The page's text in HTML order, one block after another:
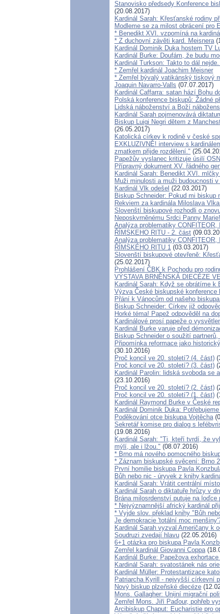
Stanovisko předsedy Konference
(20.08.2017)
Kardinál Sarah: Křesťanské rodiny
Modleme se za milost obrácení pro
* Benedikt XVI. vzpomíná na
* Z duchovní závěti kard. Meisnera
Kardinál Dominik Duka hostem TV
Kardinál Burke: Doufám, že budu
Kardinál Turkson: Takto to dál
* Zemřel kardinál Joachim Meisner
* Zemřel bývalý vatikánský tiskový
Joaquin Navarro-Valls (07.07.2017)
Kardinál Caffarra: satan hází Bohu
Polská konference biskupů: Žádné
Lidská náboženství a Boží
Kardinál Sarah pojmenovává
Biskup Luigi Negri dětem z
(26.05.2017)
Katolická církev k rodině v české
EXKLUZIVNĚ! interview s
zmatkem přijde rozdělení."
Papežův vyslanec kritizuje úsilí
Přípravný dokument XV. řádného
Kardinál Sarah: Benedikt XVI.
Muži minulosti a muži budoucnosti
Kardinál Vlk odešel (22.03.2017)
Biskup Schneider: Pokud mi
Rekviem za kardinála Miloslava
Slovenští biskupové rozhodli o
Neposkvrněnému Srdci Panny Marie!
Analýza problematiky
ŘÍMSKEHO RITU - 2. část
Analýza problematiky
ŘÍMSKÉHO RITU 1 (03.03.2017)
Slovenští biskupové otevřeně:
(25.02.2017)
Prohlášení ČBK k Pochodu pro
VÝSTAVA BRNĚNSKÁ DIECÉZE
Kardinál Sarah: Když se obrátíme
Výzva České biskupské
Přání k Vánocům od našeho
Biskup Schneider: Církev již
Horké téma! Papež odpověděl na
Kardinálové prosí papeže o
Kardinál Burke varuje před
Biskup Schneider o soužití
Připomínka reformace jako
(30.10.2016)
Proč koncil ve 20. století? (4. část)
Proč koncil ve 20. století? (3. část)
Kardinál Parolin: lidská svoboda se
(23.10.2016)
Proč koncil ve 20. století? (2. část)
Proč koncil ve 20. století? (1. část)
Kardinál Raymond Burke v České
Kardinál Dominik Duka:
Poděkování otce biskupa Vojtěcha
Sekretář komise pro dialog s
(19.08.2016)
Kardinál Sarah: "Ti, kteří tvrdí, že
mýlí, ale i lžou." (08.07.2016)
* Brno má nového pomocného
* Záznam biskupské svěcení: Brno
První homilie biskupa Pavla
Bůh nebo nic - úryvek z knihy
Kardinál Sarah: Vrátit centrální
Kardinál Sarah o diktatuře hrůzy v
Brána milosrdenství putuje na loďce
* Nejvýznamnější africký kardinál
* Vyjde slov. překlad knihy "Bůh
Je demokracie 'totální moc
Kardinál Sarah vyzval Američany k
Soudruzi zvedají hlavu (22.05.2016)
6+1 otázka pro biskupa Pavla
Zemřel kardinál Giovanni Coppa
Kardinál Burke: Papežova
Kardinál Sarah: svatostánek nás
Kardinál Müller: Protestantizace
Patriarcha Kyrill - nejvyšší církevní
Nový biskup plzeňské diecéze
Mons. Gallagher: Unijní migrační
Zemřel Mons. Jiří Paďour, pohřeb
Arcibiskup Chaput: Eucharistie pro